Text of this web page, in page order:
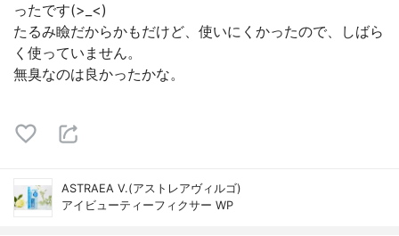
ったです(>_<)
たるみ瞼だからかもだけど、使いにくかったので、しばら
く使っていません。
無臭なのは良かったかな。
ASTRAEA V.(アストレアヴィルゴ)
アイビューティーフィクサー WP